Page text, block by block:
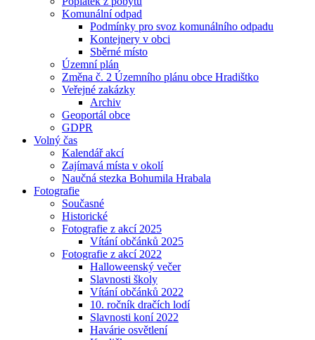
Komunální odpad
Podmínky pro svoz komunálního odpadu
Kontejnery v obci
Sběrné místo
Územní plán
Změna č. 2 Územního plánu obce Hradištko
Veřejné zakázky
Archiv
Geoportál obce
GDPR
Volný čas
Kalendář akcí
Zajímavá místa v okolí
Naučná stezka Bohumila Hrabala
Fotografie
Současné
Historické
Fotografie z akcí 2025
Vítání občánků 2025
Fotografie z akcí 2022
Halloweenský večer
Slavnosti školy
Vítání občánků 2022
10. ročník dračích lodí
Slavnosti koní 2022
Havárie osvětlení